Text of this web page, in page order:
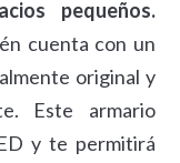
pequeños.
cuenta con un
original y
Este armario
y te permitirá